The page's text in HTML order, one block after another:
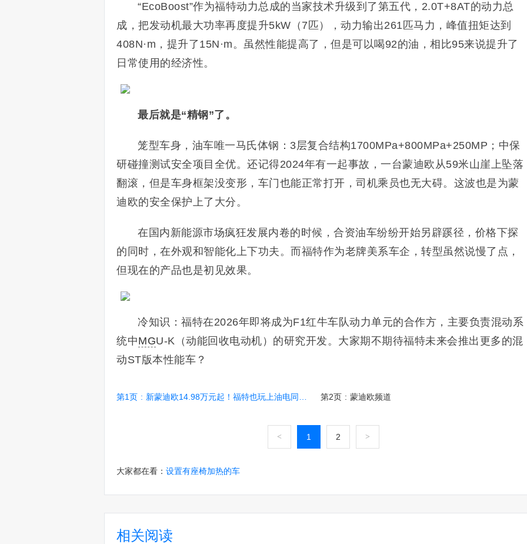
“EcoBoost”作为福特动力总成的当家技术升级到了第五代，2.0T+8AT的动力总
成，把发动机最大功率再度提升5kW（7匹），动力输出261匹马力，峰值扭矩达到
408N·m，提升了15N·m。虽然性能提高了，但是可以喝92的油，相比95来说提升了
日常使用的经济性。
最后就是“精钢”了。
笼型车身，油车唯一马氏体钢：3层复合结构1700MPa+800MPa+250MP；中保
研碰撞测试安全项目全优。还记得2024年有一起事故，一台蒙迪欧从59米山崖上坠落
翻滚，但是车身框架没变形，车门也能正常打开，司机乘员也无大碍。这波也是为蒙
迪欧的安全保护上了大分。
在国内新能源市场疯狂发展内卷的时候，合资油车纷纷开始另辟蹊径，价格下探
的同时，在外观和智能化上下功夫。而福特作为老牌美系车企，转型虽然说慢了点，
但现在的产品也是初见效果。
冷知识：福特在2026年即将成为F1红牛车队动力单元的合作方，主要负责混动系
统中MGU-K（动能回收电动机）的研究开发。大家期不期待福特未来会推出更多的混
动ST版本性能车？
第1页 : 新蒙迪欧14.98万元起！福特也玩上油电同智了？ 第2页 : 蒙迪欧频道
< 1 2 >
大家都在看： 设置有座椅加热的车
相关阅读